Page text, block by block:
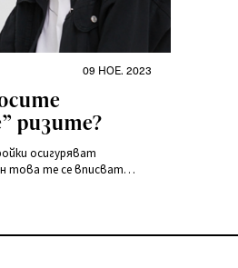
09 НОЕ. 2023
ризите?
осигуряват
това те се вписват